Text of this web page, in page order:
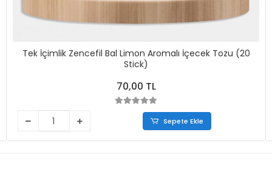
Tek İçimlik Zencefil Bal Limon Aromalı İçecek Tozu (20
Stick)
70,00 TL
Sepete Ekle